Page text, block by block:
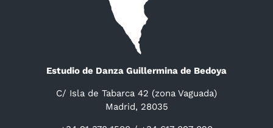
Estudio de Danza Guillermina de Bedoya
C/ Isla de Tabarca 42 (zona Vaguada)
Madrid, 28035